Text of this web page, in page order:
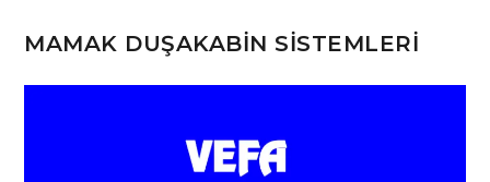
MAMAK DUŞAKABİN SİSTEMLERİ